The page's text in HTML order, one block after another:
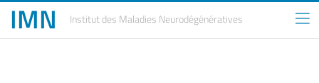
IMN Institut des Maladies Neurodégénératives